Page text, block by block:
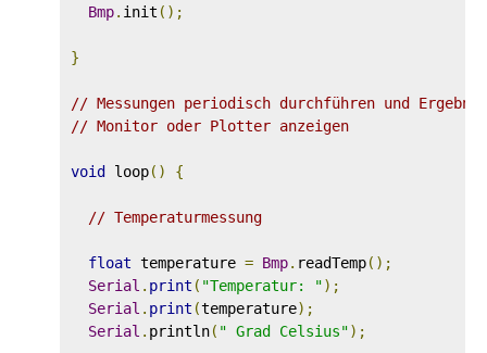
Bmp. init ();
}
// Messungen periodisch durchführen und
// Monitor oder Plotter anzeigen
void loop() {
// Temperaturmessung
float temperature = Bmp. readTemp();
Serial . print ( "Temperatur: ");
Serial . print (temperature);
Serial . println( " Grad Celsius");